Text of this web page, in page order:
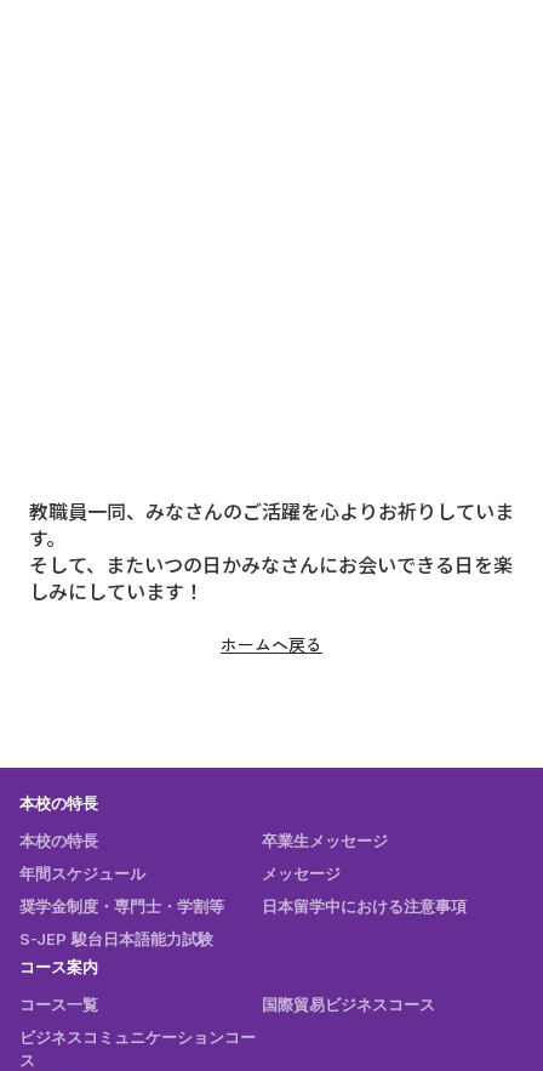
教職員一同、みなさんのご活躍を心よりお祈りしていま
す。
そして、またいつの日かみなさんにお会いできる日を楽
しみにしています！
ホームへ戻る
本校の特長
本校の特長
卒業生メッセージ
年間スケジュール
メッセージ
奨学金制度・専門士・学割等
日本留学中における注意事項
S-JEP 駿台日本語能力試験
コース案内
コース一覧
国際貿易ビジネスコース
ビジネスコミュニケーションコー
ス